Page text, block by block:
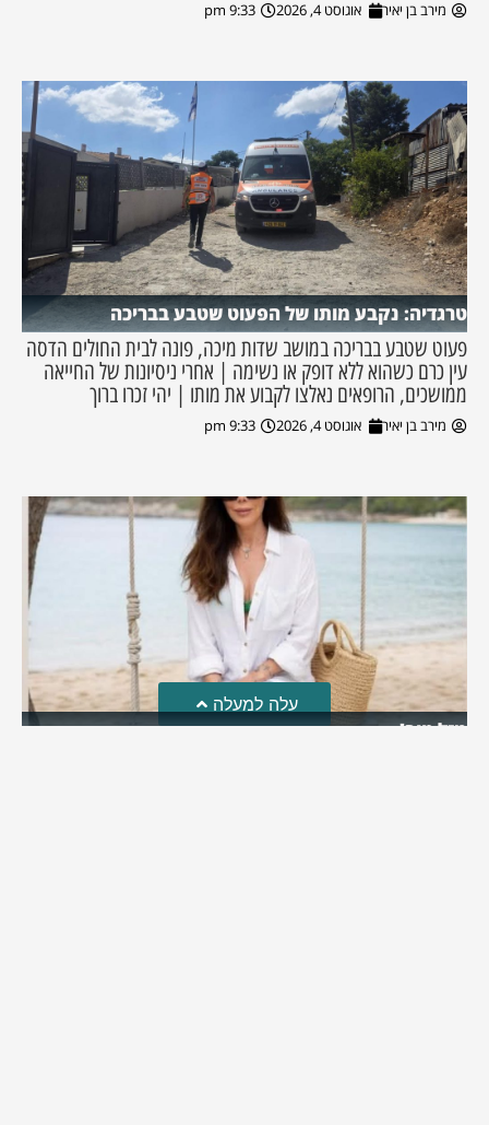
מירב בן יאיר אוגוסט 4, 2026 9:33 pm
טרגדיה: נקבע מותו של הפעוט שטבע בבריכה
פעוט שטבע בבריכה במושב שדות מיכה, פונה לבית החולים הדסה
עין כרם כשהוא ללא דופק או נשימה | אחרי ניסיונות של החייאה
ממושכים, הרופאים נאלצו לקבוע את מותו | יהי זכרו ברוך
מירב בן יאיר אוגוסט 4, 2026 9:33 pm
מזל טוב!
עלה למעלה